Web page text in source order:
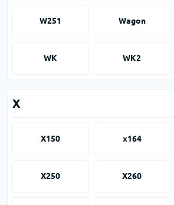
W251 Wagon
WK WK2
X
X150 x164
X250 X260